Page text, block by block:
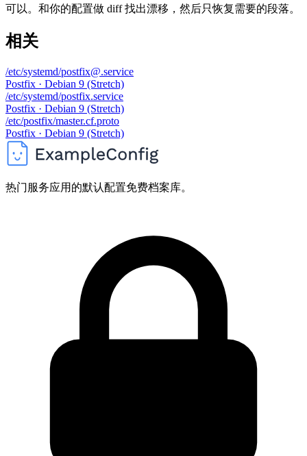
可以。和你的配置做 diff 找出漂移，然后只恢复需要的段落。
相关
/etc/systemd/postfix@.service
Postfix · Debian 9 (Stretch)
/etc/systemd/postfix.service
Postfix · Debian 9 (Stretch)
/etc/postfix/master.cf.proto
Postfix · Debian 9 (Stretch)
热门服务应用的默认配置免费档案库。